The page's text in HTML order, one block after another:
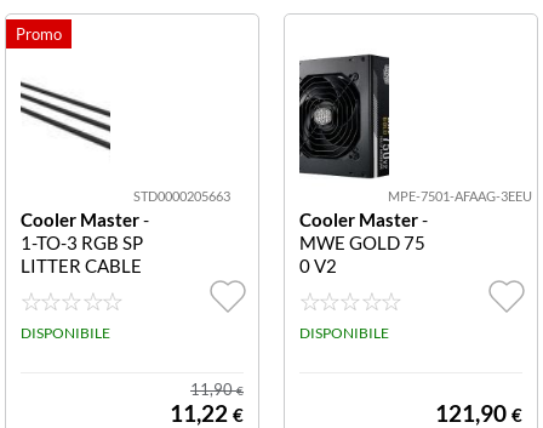
STD0000205663
Cooler Master-
1-TO-3 RGB SP
LITTER CABLE
DISPONIBILE
11,90€
11,22 €
MPE-7501-AFAAG-3EEU
Cooler Master-
MWE GOLD 75
0 V2
DISPONIBILE
121,90 €